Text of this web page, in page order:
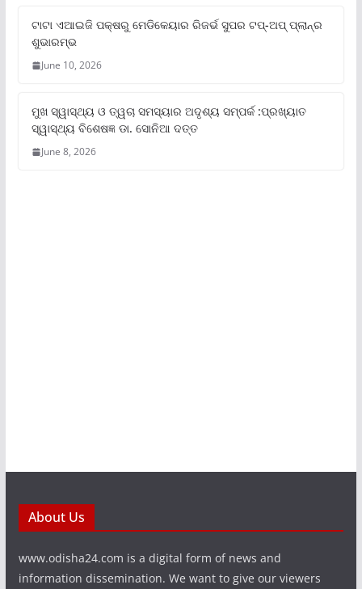
ଟାଟା ଏଆଇଜି ପକ୍ଷରୁ ମେଡିକେୟାର ରିଜର୍ଭ ସୁପର ଟପ୍‌-ଅପ୍ ପ୍ଲାନ୍‌ର
ଶୁଭାରମ୍ଭ
June 10, 2026
ମୁଖ ସ୍ୱାସ୍ଥ୍ୟ ଓ ତ୍ୱଚା ସମସ୍ୟାର ଅଦୃଶ୍ୟ ସମ୍ପର୍କ :ପ୍ରଖ୍ୟାତ
ସ୍ୱାସ୍ଥ୍ୟ ବିଶେଷଜ୍ଞ ଡା. ସୋନିଆ ଦତ୍ତ
June 8, 2026
About Us
www.odisha24.com is a digital form of news and
information dissemination. We want to give our viewers